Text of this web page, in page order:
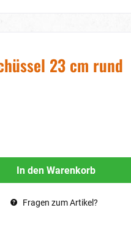
23 cm rund
In den Warenkorb
Fragen zum Artikel?